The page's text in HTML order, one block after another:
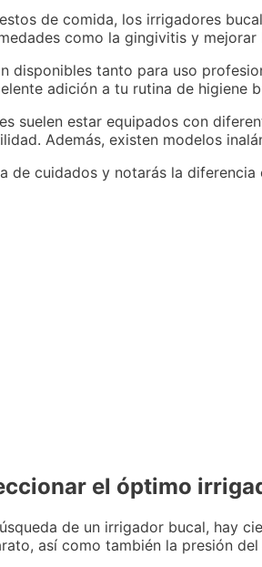
de comida, los irrigadores
como la gingivitis y mejorar
disponibles tanto para uso
adición a tu rutina de higiene
suelen estar equipados con
Además, existen modelos
de cuidados y notarás la
el óptimo
de un irrigador bucal, hay
así como también la presión